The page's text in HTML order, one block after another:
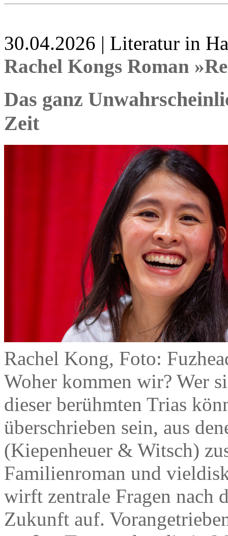
30.04.2026 | Literatur in
Rachel Kongs Roman
Das ganz
Zeit
Rachel Kong, Foto:
Woher kommen wir? Wer
dieser berühmten Trias
überschrieben sein, aus
(Kiepenheuer & Witsch)
Familienroman und
wirft zentrale Fragen nach
Zukunft auf.